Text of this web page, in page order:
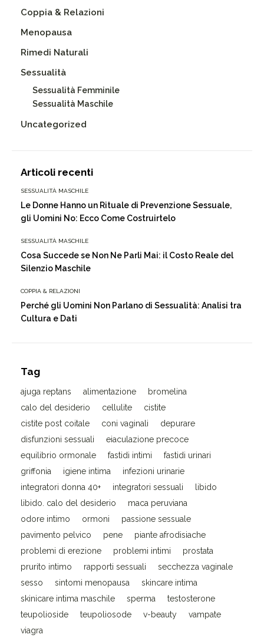
Coppia & Relazioni
Menopausa
Rimedi Naturali
Sessualità
Sessualità Femminile
Sessualità Maschile
Uncategorized
Articoli recenti
SESSUALITÀ MASCHILE
Le Donne Hanno un Rituale di Prevenzione Sessuale,
gli Uomini No: Ecco Come Costruirtelo
SESSUALITÀ MASCHILE
Cosa Succede se Non Ne Parli Mai: il Costo Reale del
Silenzio Maschile
COPPIA & RELAZIONI
Perché gli Uomini Non Parlano di Sessualità: Analisi tra
Cultura e Dati
Tag
ajuga reptans alimentazione
bromelina
calo del desiderio
cellulite
cistite
cistite post coitale
coni vaginali
depurare
disfunzioni sessuali
eiaculazione precoce
equilibrio ormonale
fastidi intimi
fastidi urinari
griffonia
igiene intima
infezioni urinarie
integratori donna 40+
integratori sessuali
libido
libido. calo del desiderio
maca peruviana
odore intimo
ormoni
passione sessuale
pavimento pelvico
pene
piante afrodisiache
problemi di erezione
problemi intimi
prostata
prurito intimo
rapporti sessuali
secchezza vaginale
sesso
sintomi menopausa
skincare intima
skinicare intima maschile
sperma
testosterone
teupolioside
teupoliosode v-beauty
vampate
viagra